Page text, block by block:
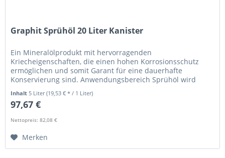
Graphit Sprühöl 20 Liter Kanister
Ein Mineralölprodukt mit hervorragenden
Kriecheigenschaften, die einen hohen Korrosionsschutz
ermöglichen und somit Garant für eine dauerhafte
Konservierung sind. Anwendungsbereich Sprühöl wird
Inhalt5 Liter(19,53 € * / 1 Liter)
97,67 €
Nettopreis: 82,08 €
Merken